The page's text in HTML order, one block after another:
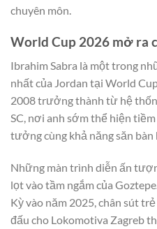
chuyên môn.
World Cup 2026 mở ra
Ibrahim Sabra là một trong
nhất của Jordan tại World
2008 trưởng thành từ hệ
SC, nơi anh sớm thể hiện
tưởng cùng khả năng săn bàn
Những màn trình diễn ấn
lọt vào tầm ngắm của
Kỳ vào năm 2025, chân sút
đấu cho Lokomotiva Zagreb